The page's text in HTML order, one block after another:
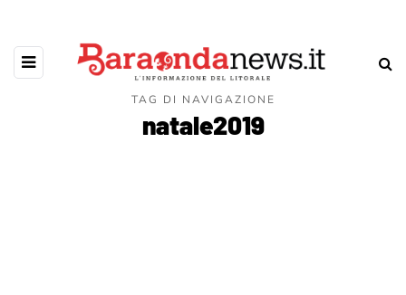
TAG DI NAVIGAZIONE
natale2019